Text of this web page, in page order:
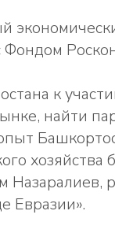
к
найти
хозяйства
Назаралиев,
Евразии».